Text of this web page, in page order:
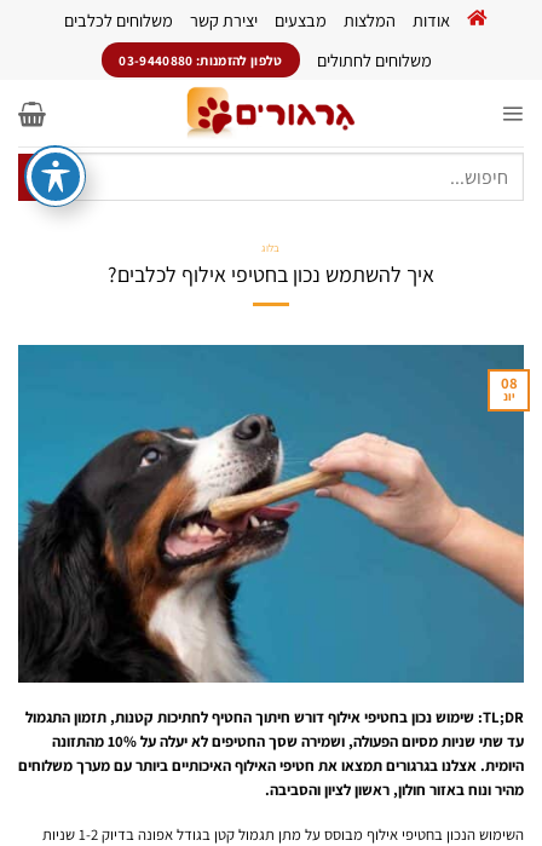
אודות המלצות מבצעים יצירת קשר
משלוחים לכלבים
משלוחים לחתולים
טלפון להזמנות: 03-9440880
בלוג
איך להשתמש נכון בחטיפי אילוף לכלבים?
08
יונ
TL;DR: שימוש נכון בחטיפי אילוף דורש חיתוך החטיף לחתיכות קטנות, תזמון התגמול
עד שתי שניות מסיום הפעולה, ושמירה שסך החטיפים לא יעלה על 10% מהתזונה
היומית. אצלנו בגרגורים תמצאו את חטיפי האילוף האיכותיים ביותר עם מערך משלוחים
מהיר ונוח באזור חולון, ראשון לציון והסביבה.
השימוש הנכון בחטיפי אילוף מבוסס על מתן תגמול קטן בגודל אפונה בדיוק 1-2 שניות